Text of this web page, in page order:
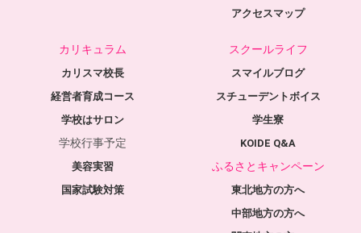
アクセスマップ
カリキュラム
カリスマ校長
経営者育成コース
学校はサロン
学校行事予定
美容実習
国家試験対策
スクールライフ
スマイルブログ
スチューデントボイス
学生寮
KOIDE Q&A
ふるさとキャンペーン
東北地方の方へ
中部地方の方へ